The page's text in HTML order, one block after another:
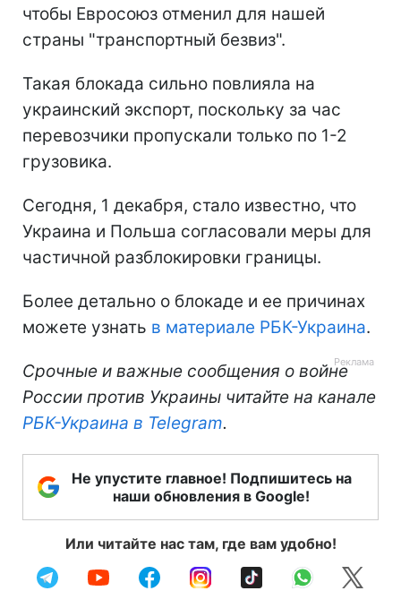
чтобы Евросоюз отменил для нашей
страны "транспортный безвиз".
Такая блокада сильно повлияла на
украинский экспорт, поскольку за час
перевозчики пропускали только по 1-2
грузовика.
Сегодня, 1 декабря, стало известно, что
Украина и Польша согласовали меры для
частичной разблокировки границы.
Более детально о блокаде и ее причинах
можете узнать в материале РБК-Украина.
Срочные и важные сообщения о войне
России против Украины читайте на канале
РБК-Украина в Telegram.
Не упустите главное! Подпишитесь на
наши обновления в Google!
Или читайте нас там, где вам удобно!